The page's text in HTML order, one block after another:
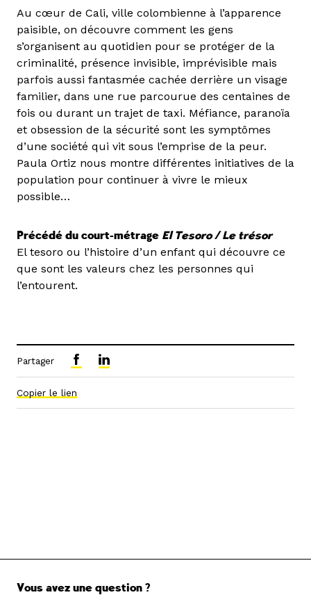
Au cœur de Cali, ville colombienne à l’apparence
paisible, on découvre comment les gens
s’organisent au quotidien pour se protéger de la
criminalité, présence invisible, imprévisible mais
parfois aussi fantasmée cachée derrière un visage
familier, dans une rue parcourue des centaines de
fois ou durant un trajet de taxi. Méfiance, paranoïa
et obsession de la sécurité sont les symptômes
d’une société qui vit sous l’emprise de la peur.
Paula Ortiz nous montre différentes initiatives de la
population pour continuer à vivre le mieux
possible…
Précédé du court-métrage El Tesoro / Le trésor
El tesoro ou l’histoire d’un enfant qui découvre ce
que sont les valeurs chez les personnes qui
l’entourent.
Partager
Copier le lien
Vous avez une question ?